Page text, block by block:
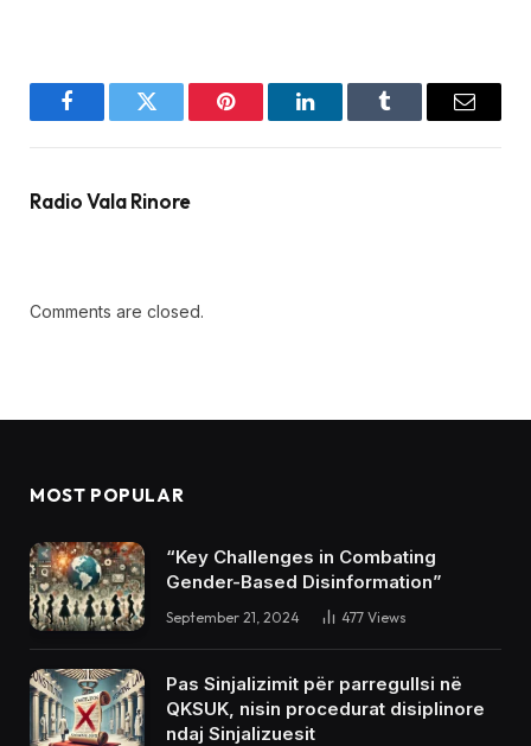
FacebookTwitter Pinterest LinkedInTumblr Email
Radio Vala Rinore
Comments are closed.
MOST POPULAR
“Key Challenges in Combating
Gender-Based Disinformation”
September 21, 2024 477 Views
Pas Sinjalizimit për parregullsi në
QKSUK, nisin procedurat disiplinore
ndaj Sinjalizuesit